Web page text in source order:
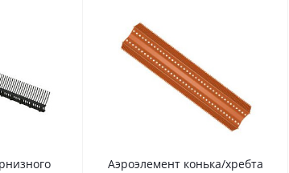
Аэроэлемент конька/хребта